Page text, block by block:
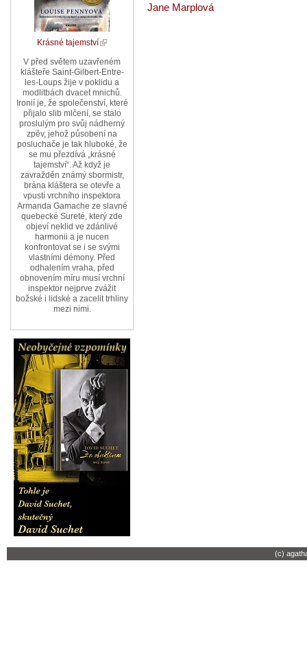
Jane Marplová
Krásné tajemství
V před světem uzavřeném
klášteře Saint-Gilbert-Entre-
les-Loups žije v poklidu a
modlitbách dvacet mnichů.
Ironií je, že společenství, které
přijalo slib mlčení, se stalo
proslulým pro svůj nádherný
zpěv, jehož působení na
posluchače je tak hluboké, že
se mu přezdívá „krásné
tajemství“. Až když je
zavražděn známý sbormistr,
brána kláštera se otevře a
vpustí vrchního inspektora
Armanda Gamache ze slavné
quebecké Sureté, který zde
objeví neklid ve zdánlivé
harmonii a je nucen
konfrontovat se i se svými
vlastními démony. Před
odhalením vraha, před
obnovením míru musí vrchní
inspektor nejprve zvážit
božské i lidské a zacelit trhliny
mezi nimi.
(c)